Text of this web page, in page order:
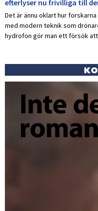
efterlyser nu frivilliga till
Det är ännu oklart hur
med modern teknik som
hydrofon gör man ett försök